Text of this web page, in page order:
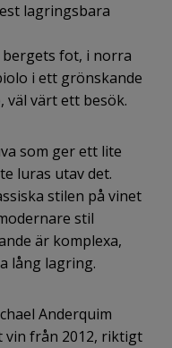
lagringsbara
bergets fot, i norra
i ett grönskande
väl värt ett besök.
som ger ett lite
luras utav det.
stilen på vinet
stil
är komplexa,
lång lagring.
Anderquim
vin från 2012, riktigt